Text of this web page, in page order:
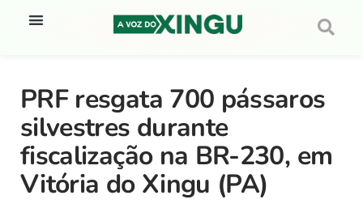
PRF resgata 700 pássaros
silvestres durante
fiscalização na BR-230, em
Vitória do Xingu (PA)